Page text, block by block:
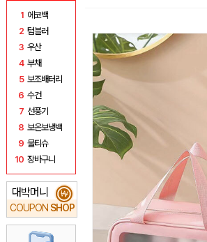
1 에코백
2 텀블러
3 우산
4 부채
5 보조배터리
6 수건
7 선풍기
8 보온보냉백
9 물티슈
10 장바구니
대박머니
COUPON SHOP
₩